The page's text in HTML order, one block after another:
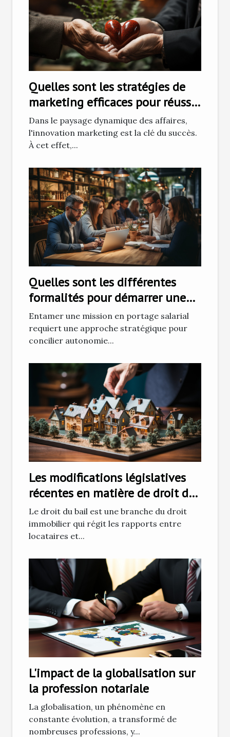
Quelles sont les stratégies de
marketing efficaces pour réussir
à fidéliser les clients ?
Dans le paysage dynamique des affaires,
l'innovation marketing est la clé du succès.
À cet effet,...
Quelles sont les différentes
formalités pour démarrer une
mission en portage salarial ?
Entamer une mission en portage salarial
requiert une approche stratégique pour
concilier autonomie...
Les modifications législatives
récentes en matière de droit du
bail et leurs impacts sur les
locataires
Le droit du bail est une branche du droit
immobilier qui régit les rapports entre
locataires et...
L'impact de la globalisation sur
la profession notariale
La globalisation, un phénomène en
constante évolution, a transformé de
nombreuses professions, y...